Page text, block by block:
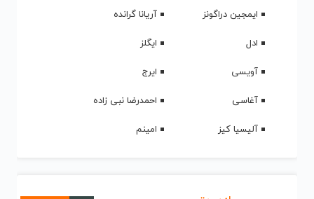
ایمجین دراگونز
آریانا گرانده
ادل
ایگلز
آویسی
ایرج
آغاسی
احمدرضا نبی زاده
آلیسیا کیز
امینم